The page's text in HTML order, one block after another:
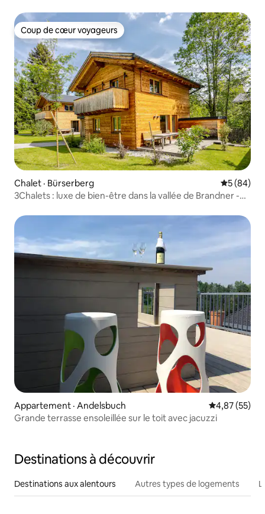
Coup de cœur voyageurs
Coup de cœur voyageurs
Chalet · Bürserberg Note
5 (84)
3Chalets : luxe de bien-être dans la vallée de Brandner -
Appartement · Andelsbuch Note
4,87 (55)
Grande terrasse ensoleillée sur le toit avec jacuzzi
Destinations à découvrir
Destinations aux alentours Autres types de logements